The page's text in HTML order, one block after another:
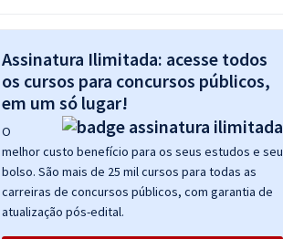
Assinatura Ilimitada: acesse todos
os cursos para concursos públicos,
em um só lugar!
O
melhor custo benefício para os seus estudos e seu
bolso. São mais de 25 mil cursos para todas as
carreiras de concursos públicos, com garantia de
atualização pós-edital.